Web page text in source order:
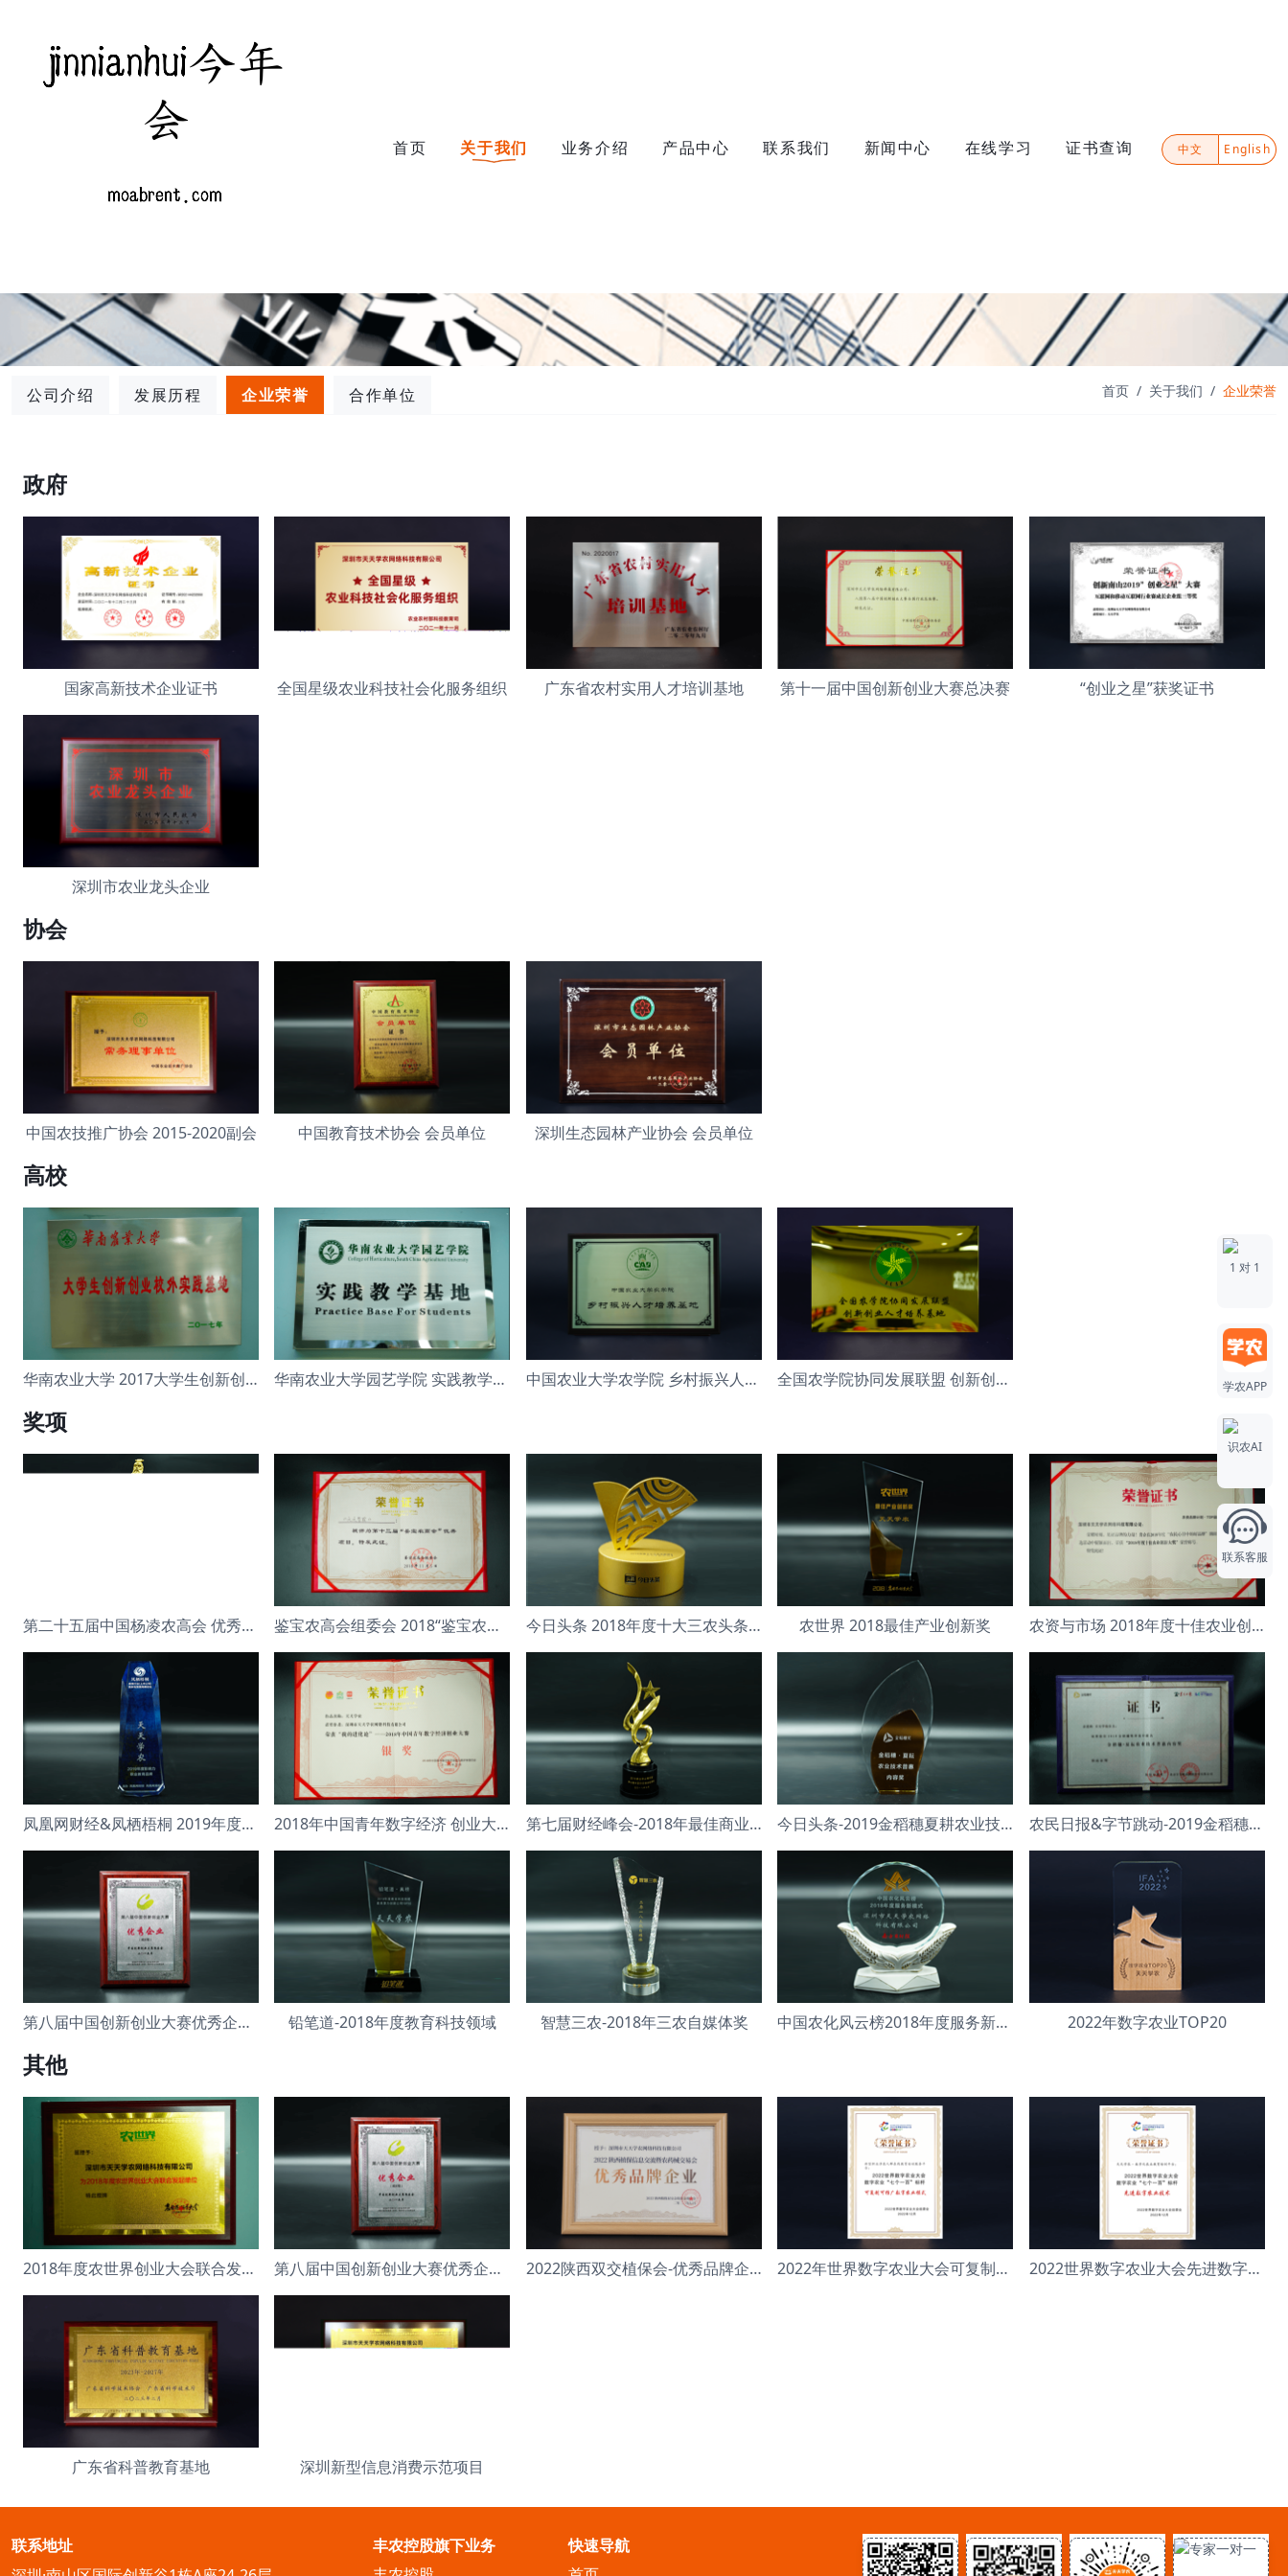
首页 关于我们 业务介绍 产品中心 联系我们 新闻中心 在线学习 证书查询 中文 English
公司介绍 发展历程 企业荣誉 合作单位 首页 关于我们 企业荣誉
政府
国家高新技术企业证书 全国星级农业科技社会化服务组织 广东省农村实用人才培训基地 第十一届中国创新创业大赛总决赛 “创业之星”获奖证书
深圳市农业龙头企业
协会
中国农技推广协会 2015-2020副会 中国教育技术协会 会员单位 深圳生态园林产业协会 会员单位
高校
华南农业大学 2017大学生创新创业校外 华南农业大学园艺学院 实践教学基地 中国农业大学农学院 乡村振兴人才培养基地 全国农学院协同发展联盟 创新创业人才培养
奖项
第二十五届中国杨凌农高会 优秀展示奖 鉴宝农高会组委会 2018“鉴宝农高会” 今日头条 2018年度十大三农头条号 农世界 2018最佳产业创新奖 农资与市场 2018年度十佳农业创新大奖
凤凰网财经&凤栖梧桐 2019年度影响力 2018年中国青年数字经济 创业大赛银奖 第七届财经峰会-2018年最佳商业模式 今日头条-2019金稻穗夏耕农业技术普惠内容奖” 农民日报&字节跳动-2019金稻穗夏耕农业技术普惠内容奖
第八届中国创新创业大赛优秀企业 成长组 铅笔道-2018年度教育科技领域 智慧三农-2018年三农自媒体奖 中国农化风云榜2018年度服务新模式 2022年数字农业TOP20
其他
2018年度农世界创业大会联合发起单位 第八届中国创新创业大赛优秀企业 成长组 2022陕西双交植保会-优秀品牌企业 2022年世界数字农业大会可复制可推广数字农业模 2022世界数字农业大会先进数字农业技术
广东省科普教育基地 深圳新型信息消费示范项目
1 对 1
学农APP
识农AI
联系客服
联系地址
丰农控股旗下业务
快速导航